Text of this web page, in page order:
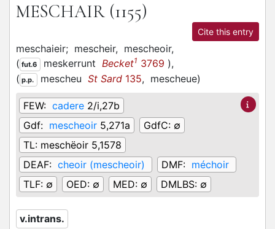
MESCHAIR (1155)
Cite this entry
meschaieir; mescheir, mescheoir,
( fut.6 meskerrunt Becket1 3769 ),
( p.p. mescheu St Sard 135, mescheue)
FEW: cadere 2/i,27b
Gdf: mescheoir 5,271a GdfC: ∅
TL: meschëoir 5,1578
DEAF: cheoir (mescheoir) DMF: méchoir
TLF: ∅ OED: ∅ MED: ∅ DMLBS: ∅
v.intrans.